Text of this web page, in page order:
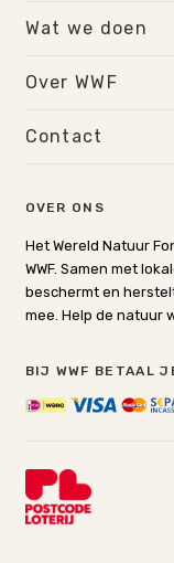
OVER ONS
Het Wereld Natuur
WWF. Samen met
beschermt en
mee. Help de natuur
BIJ WWF BETAAL
Wat we doen
Over WWF
Contact